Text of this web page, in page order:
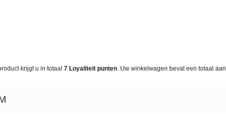
krijgt u in totaal 7 Loyaliteit punten. Uw winkelwagen bevat een totaal aan